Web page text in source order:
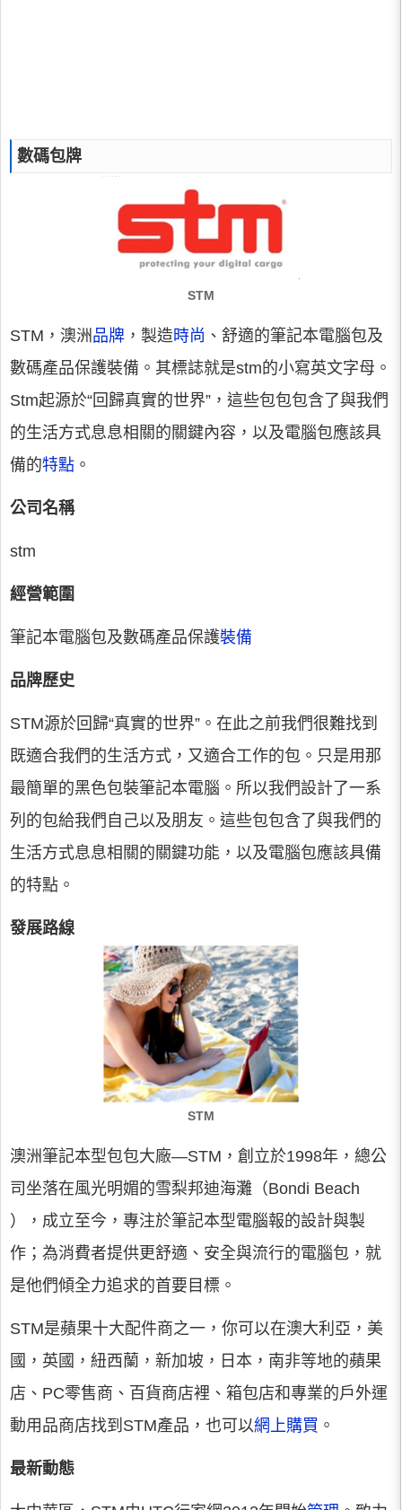
數碼包牌
STM
STM，澳洲 品牌 ，製造時尚 、舒適的筆記本電腦包及
數碼產品保護裝備。其標誌就是stm的小寫英文字母。
Stm起源於“回歸真實的世界”，這些包包包含了與我們
的生活方式息息相關的關鍵內容，以及電腦包應該具
備的特點 。
公司名稱
stm
經營範圍
筆記本電腦包及數碼產品保護裝備
品牌歷史
STM源於回歸“真實的世界”。在此之前我們很難找到
既適合我們的生活方式，又適合工作的包。只是用那
最簡單的黑色包裝筆記本電腦。所以我們設計了一系
列的包給我們自己以及朋友。這些包包含了與我們的
生活方式息息相關的關鍵功能，以及電腦包應該具備
的特點。
發展路線
STM
澳洲筆記本型包包大廠—STM，創立於1998年，總公
司坐落在風光明媚的雪梨邦迪海灘（Bondi Beach
），成立至今，專注於筆記本型電腦報的設計與製
作；為消費者提供更舒適、安全與流行的電腦包，就
是他們傾全力追求的首要目標。
STM是蘋果十大配件商之一，你可以在澳大利亞，美
國，英國，紐西蘭，新加坡，日本，南非等地的蘋果
店、PC零售商、百貨商店裡、箱包店和專業的戶外運
動用品商店找到STM產品，也可以網上購買 。
最新動態